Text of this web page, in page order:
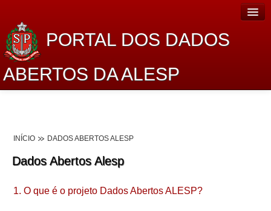
PORTAL DOS DADOS
ABERTOS DA ALESP
Lei de Acesso à Informação
Dados Governamentais Abertos
INÍCIO DADOS ABERTOS ALESP
Dados Abertos Alesp
1. O que é o projeto Dados Abertos ALESP?